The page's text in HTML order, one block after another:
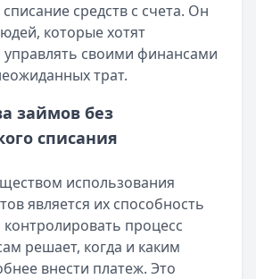
средств с счета. Он
которые хотят
управлять своими финансами
трат.
займов без
списания
использования
является их способность
процесс
решает, когда и каким
внести платеж. Это